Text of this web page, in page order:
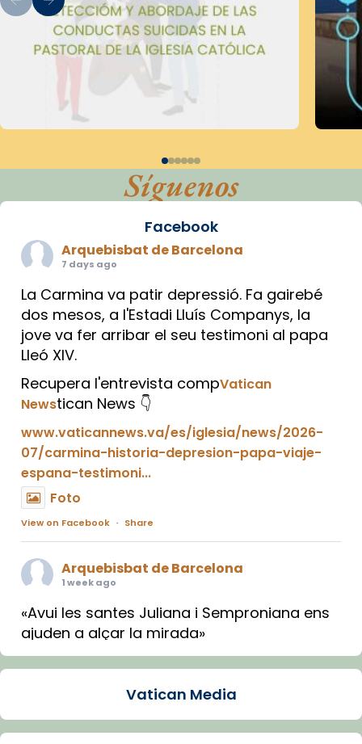
Síguenos
Facebook
Arquebisbat de Barcelona
7 days ago
La Carmina va patir depressió. Fa gairebé
dos mesos, a l'Estadi Lluís Companys, la
jove va fer arribar el seu testimoni al papa
Lleó XIV.
Recupera l'entrevista compVatican
Newstican News 👇
www.vaticannews.va/es/iglesia/news/2026-
07/carmina-historia-depresion-papa-viaje-
espana-testimoni...
Foto
View on Facebook · Share
Arquebisbat de Barcelona
1 week ago
«Avui les santes Juliana i Semproniana ens
ajuden a alçar la mirada»
Mons. Sergi Gordo, bisbe de Tortosa, ha
Santes de Mataró.
🔗tinyurl.com/cvu5jmbk
Vatican Media